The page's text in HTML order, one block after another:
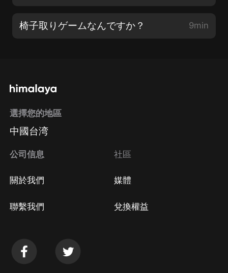
椅子取りゲームなんですか？ 9min
選擇您的地區
中國台湾
公司信息
關於我們
聯繫我們
社區
媒體
兌換權益